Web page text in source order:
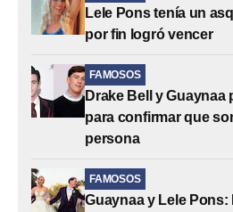
Lele Pons tenía un
por fin logró vencer
FAMOSOS
Drake Bell y
para confirmar que
persona
FAMOSOS
Guaynaa y Lele Pons: